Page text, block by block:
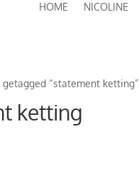
HOME NICOLINE
“statement ketting”
ketting